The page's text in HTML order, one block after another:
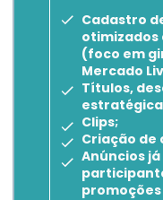
Cadastro
otimizados
(foco em
Mercado
Títulos,
Clips;
Criação de
Anúncios